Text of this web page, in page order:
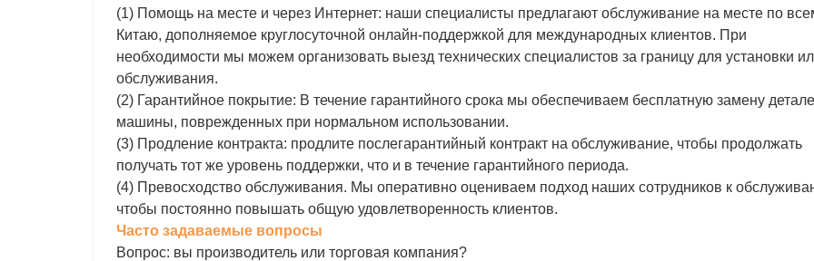
(1) Помощь на месте и через Интернет: наши специалисты предлагают обслуживание на месте по
Китаю, дополняемое круглосуточной онлайн-поддержкой для международных клиентов. При
необходимости мы можем организовать выезд технических специалистов за границу для установки
обслуживания.
(2) Гарантийное покрытие: В течение гарантийного срока мы обеспечиваем бесплатную замену
машины, поврежденных при нормальном использовании.
(3) Продление контракта: продлите послегарантийный контракт на обслуживание, чтобы продолжать
получать тот же уровень поддержки, что и в течение гарантийного периода.
(4) Превосходство обслуживания. Мы оперативно оцениваем подход наших сотрудников к
чтобы постоянно повышать общую удовлетворенность клиентов.
Часто задаваемые вопросы
Вопрос: вы производитель или торговая компания?